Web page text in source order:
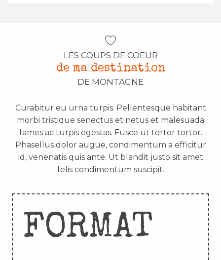
LES COUPS DE COEUR
de ma destination
DE MONTAGNE
Curabitur eu urna turpis. Pellentesque habitant
morbi tristique senectus et netus et malesuada
fames ac turpis egestas. Fusce ut tortor tortor.
Phasellus dolor augue, condimentum a efficitur
id, venenatis quis ante. Ut blandit justo sit amet
felis condimentum suscipit.
FORMAT